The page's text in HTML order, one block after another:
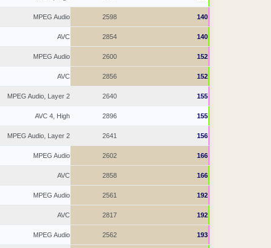
140
2598
MPEG Audio
140
2854
AVC
152
2600
MPEG Audio
152
2856
AVC
155
2640
MPEG Audio, Layer 2
155
2896
AVC 4, High
156
2641
MPEG Audio, Layer 2
166
2602
MPEG Audio
166
2858
AVC
192
2561
MPEG Audio
192
2817
AVC
193
2562
MPEG Audio